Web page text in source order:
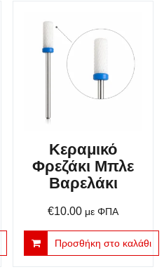
Κεραμικό
Φρεζάκι Μπλε
Βαρελάκι
€10.00 με ΦΠΑ
Προσθήκη στο καλάθι